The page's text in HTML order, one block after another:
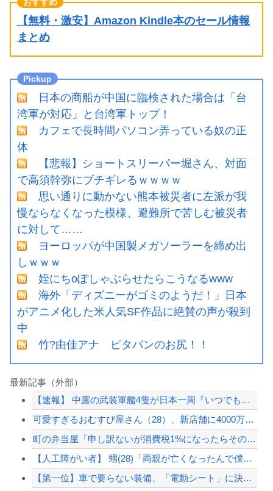
【無料・激安】Amazon Kindle本のセール情報
まとめ
日本の商船が中国に臨検された場合は「台
湾軍が対応」と台湾軍トップ！
カフェで長時間パソコン弄っている奴の正
体
【悲報】ショートスリーパー堀さん、対面
で高須幹弥にブチギレるｗｗｗｗ
思い通りに動かない熊本被災者に左派が我
慢ならなくなった模様、避難所で苦しむ被災者
に対して……
ヨーロッパが中国製メガソーラーを締め出
しｗｗｗ
姪にちoぽしゃぶらせたらこうなるwww
海外「ディズニーがゴミのようだ！」日本
がアニメ化した米人気SF作品に絶賛の声が殺到
中
竹?由佳アナ ピタパンのお尻！！
最新記事（外部）
【速報】 中露の武装軍艦4隻が日本一周『いつでも国家沈没させられるぞ』
可愛すぎるおむすび屋さん（28）、新店舗に4000万円クラファンした成功した結果...
町の弁当屋「申し訳ないが消費税1%になったらその分商品代を値上げするわ」
【人工障がい者】 甥(28)「両親が亡くなったんで僕のこと引き取ってほしいんです...
【第一位】車で要らない装備、「電動シート」に決まる・・・